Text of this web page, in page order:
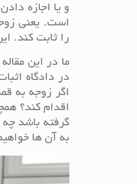
و یا اجازه
است. یعنی
را ثابت کند.
ما در این
در دادگاه
اگر زوجه به
اقدام کند؟
گرفته باشد
به آن ها